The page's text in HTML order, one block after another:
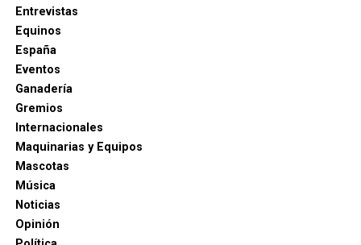
Entrevistas
Equinos
España
Eventos
Ganadería
Gremios
Internacionales
Maquinarias y Equipos
Mascotas
Música
Noticias
Opinión